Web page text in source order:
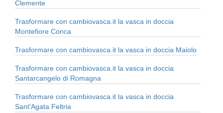
Clemente
Trasformare con cambiovasca.it la vasca in doccia
Montefiore Conca
Trasformare con cambiovasca.it la vasca in doccia Maiolo
Trasformare con cambiovasca.it la vasca in doccia
Santarcangelo di Romagna
Trasformare con cambiovasca.it la vasca in doccia
Sant'Agata Feltria